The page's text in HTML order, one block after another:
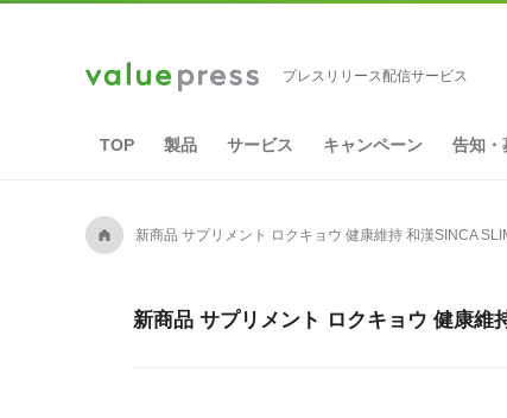
プレスリリース配信サービス
TOP 製品 サービス キャンペーン 告知・
A 新商品 サプリメント ロクキョウ 健康維持 和漢SINCA
新商品 サプリメント ロクキョウ 健康維